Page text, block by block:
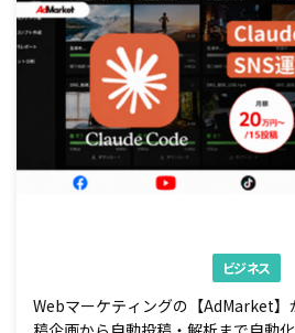
ビジネス
Webマーケティングの【AdMarket